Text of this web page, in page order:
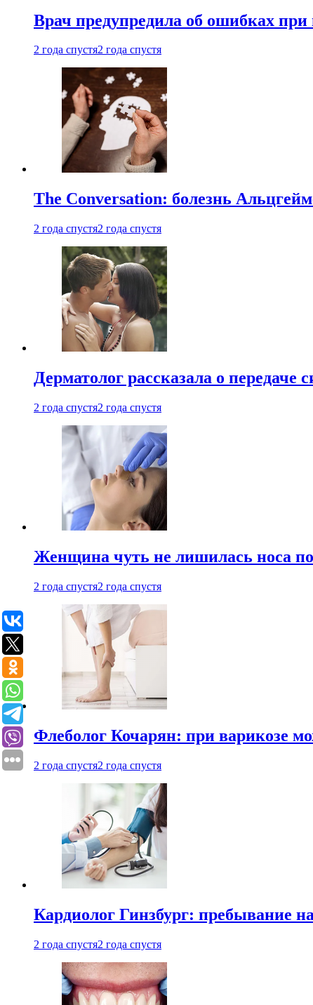
Врач предупредила об ошибках
2 года спустя2 года спустя
The Conversation: болезнь
2 года спустя2 года спустя
Дерматолог рассказала о передаче
2 года спустя2 года спустя
Женщина чуть не лишилась носа
2 года спустя2 года спустя
Флеболог Кочарян: при варикозе
2 года спустя2 года спустя
Кардиолог Гинзбург: пребывание
2 года спустя2 года спустя